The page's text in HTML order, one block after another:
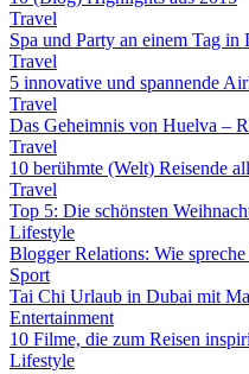
Travel
Spa und Party an einem Tag in
Travel
5 innovative und spannende
Travel
Das Geheimnis von Huelva –
Travel
10 berühmte (Welt) Reisende
Travel
Top 5: Die schönsten
Lifestyle
Blogger Relations: Wie
Sport
Tai Chi Urlaub in Dubai mit
Entertainment
10 Filme, die zum Reisen
Lifestyle